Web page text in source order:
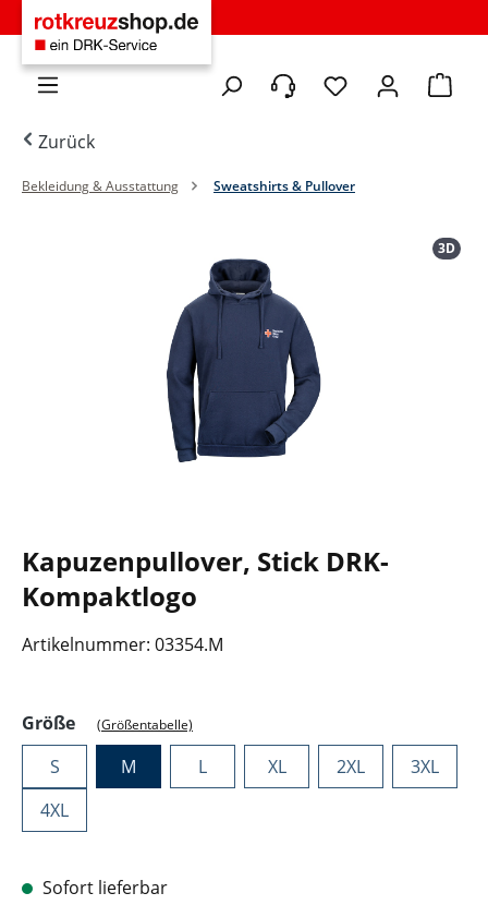
Zum Hauptinhalt springen
Du hast 0
Zurück
Bekleidung & Ausstattung Sweatshirts & Pullover
3D
Kapuzenpullover, Stick DRK-
Kompaktlogo
Artikelnummer: 03354.M
Größeauswählen
(Größentabelle)
S M L XL 2XL
3XL
4XL
Sofort lieferbar